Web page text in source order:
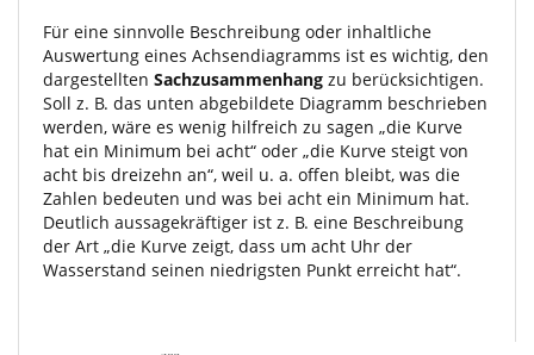
Für eine sinnvolle Beschreibung oder inhaltliche
Auswertung eines Achsendiagramms ist es wichtig, den
dargestellten Sachzusammenhang zu berücksichtigen.
Soll z. B. das unten abgebildete Diagramm beschrieben
werden, wäre es wenig hilfreich zu sagen „die Kurve
hat ein Minimum bei acht“ oder „die Kurve steigt von
acht bis dreizehn an“, weil u. a. offen bleibt, was die
Zahlen bedeuten und was bei acht ein Minimum hat.
Deutlich aussagekräftiger ist z. B. eine Beschreibung
der Art „die Kurve zeigt, dass um acht Uhr der
Wasserstand seinen niedrigsten Punkt erreicht hat“.